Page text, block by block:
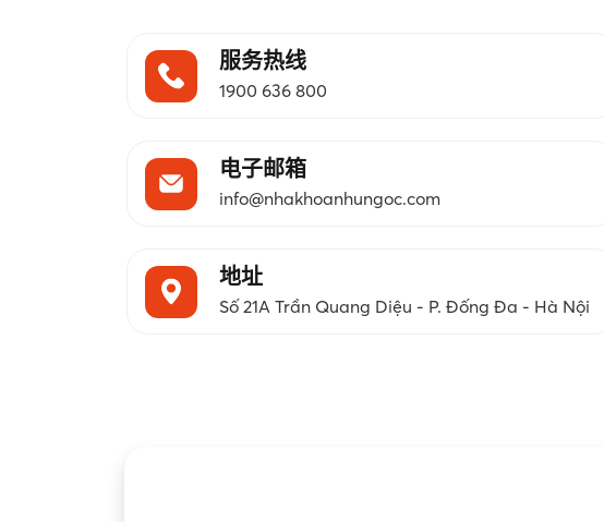
服务热线
1900 636 800
电子邮箱
info@nhakhoanhungoc.com
地址
Số 21A Trần Quang Diệu - P. Đống Đa - Hà Nội